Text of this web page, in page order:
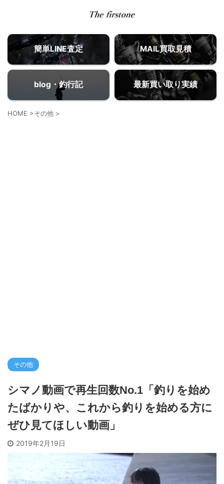
簡単LINE査定 MAIL買取見積
blog・釣行記 最新買い取り実績
HOME >その他 >
その他
シマノ動画で再生回数No.1「釣りを始め
たばかりや、これから釣りを始める方に
ぜひ見てほしい動画」
2019年2月19日